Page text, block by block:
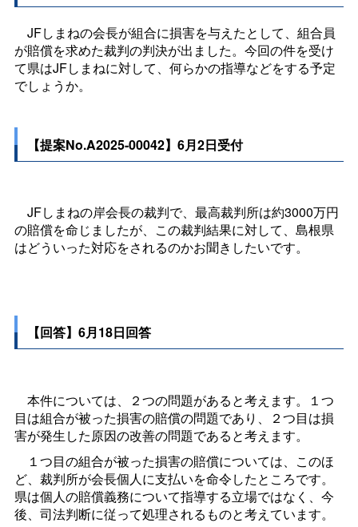
JFしまねの会長が組合に損害を与えたとして、組合員
が賠償を求めた裁判の判決が出ました。今回の件を受け
て県はJFしまねに対して、何らかの指導などをする予定
でしょうか。
【提案No.A2025-00042】6月2日受付
JFしまねの岸会長の裁判で、最高裁判所は約3000万円
の賠償を命じましたが、この裁判結果に対して、島根県
はどういった対応をされるのかお聞きしたいです。
【回答】6月18日回答
本件については、２つの問題があると考えます。１つ
目は組合が被った損害の賠償の問題であり、２つ目は損
害が発生した原因の改善の問題であると考えます。
１つ目の組合が被った損害の賠償については、このほ
ど、裁判所が会長個人に支払いを命令したところです。
県は個人の賠償義務について指導する立場ではなく、今
後、司法判断に従って処理されるものと考えています。